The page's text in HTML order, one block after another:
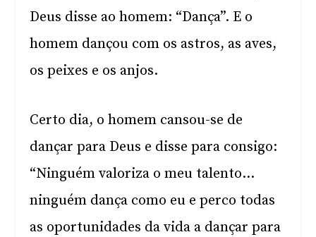
Deus disse ao homem: “Dança”. E o
homem dançou com os astros, as aves,
os peixes e os anjos.
Certo dia, o homem cansou-se de
dançar para Deus e disse para consigo:
“Ninguém valoriza o meu talento…
ninguém dança como eu e perco todas
as oportunidades da vida a dançar para